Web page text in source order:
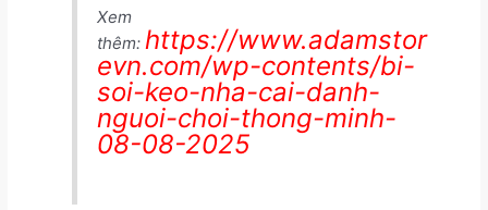
Xem
thêm:https://www.adamstor
evn.com/wp-contents/bi-
soi-keo-nha-cai-danh-
nguoi-choi-thong-minh-
08-08-2025